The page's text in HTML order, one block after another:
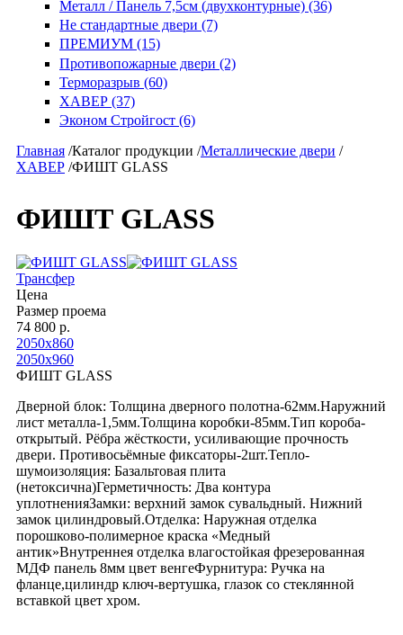
Металл / Панель 7,5см (двухконтурные) (36)
Не стандартные двери (7)
ПРЕМИУМ (15)
Противопожарные двери (2)
Терморазрыв (60)
ХАВЕР (37)
Эконом Стройгост (6)
Главная /Каталог продукции /Металлические двери /
ХАВЕР /ФИШТ GLASS
ФИШТ GLASS
Трансфер
Цена
Размер проема
74 800 р.
2050х860
2050х960
ФИШТ GLASS
Дверной блок: Толщина дверного полотна-62мм.Наружний
лист металла-1,5мм.Толщина коробки-85мм.Тип короба-
открытый. Рёбра жёсткости, усиливающие прочность
двери. Противосьёмные фиксаторы-2шт.Тепло-
шумоизоляция: Базальтовая плита
(нетоксична)Герметичность: Два контура
уплотненияЗамки: верхний замок сувальдный. Нижний
замок цилиндровый.Отделка: Наружная отделка
порошково-полимерное краска «Медный
антик»Внутреннея отделка влагостойкая фрезерованная
МДФ панель 8мм цвет венгеФурнитура: Ручка на
фланце,цилиндр ключ-вертушка, глазок со стеклянной
вставкой цвет хром.